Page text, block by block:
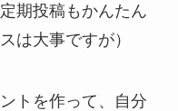
期投稿もかんたん
は大事ですが）
トを作って、自分